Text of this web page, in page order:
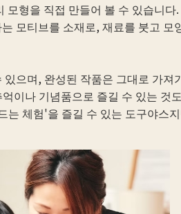
모형을 직접 만들어 볼 수 있습니다.
모티브를 소재로, 재료를 붓고
으며, 완성된 작품은 그대로 가져
이나 기념품으로 즐길 수 있는 것
는 체험'을 즐길 수 있는 도구야스